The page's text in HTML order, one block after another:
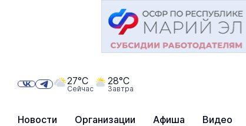
Новости Организации Афиша Видео
27°C
Сейчас
28°C
Завтра